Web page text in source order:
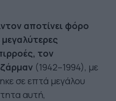
αποτίνει φόρο
τον
(1942–1994), με
σε επτά μεγάλου
αυτή,